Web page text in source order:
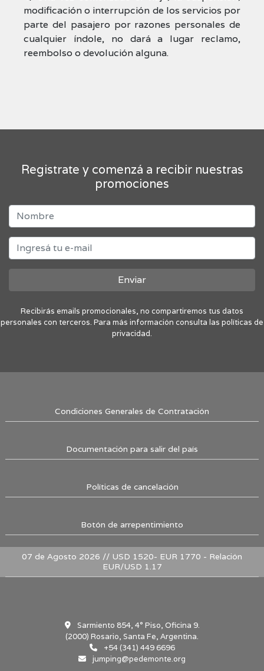
modificación o interrupción de los servicios por
parte del pasajero por razones personales de
cualquier índole, no dará a lugar reclamo,
reembolso o devolución alguna.
Registrate y comenzá a recibir nuestras
promociones
Enviar
Recibirás emails promocionales, no compartiremos tus datos
personales con terceros. Para más información consulta las políticas de
privacidad.
Condiciones Generales de Contratación
Documentación para salir del país
Políticas de cancelación
Botón de arrepentimiento
07 de Agosto 2026 // USD 1520- EUR 1770 - Relación
EUR/USD 1.17
Sarmiento 854, 4° Piso, Oficina 9.
(2000) Rosario, Santa Fe, Argentina.
+54 (341) 449 6696
jumping@pedemonte.org